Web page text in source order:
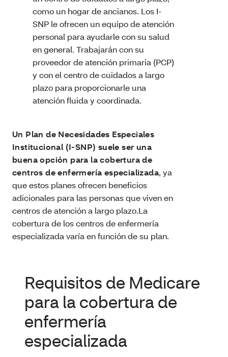
como un hogar de ancianos. Los I-
SNP le ofrecen un equipo de atención
personal para ayudarle con su salud
en general. Trabajarán con su
proveedor de atención primaria (PCP)
y con el centro de cuidados a largo
plazo para proporcionarle una
atención fluida y coordinada.
Un Plan de Necesidades Especiales
Institucional (I-SNP) suele ser una
buena opción para la cobertura de
centros de enfermería especializada, ya
que estos planes ofrecen beneficios
adicionales para las personas que viven en
centros de atención a largo plazo.La
cobertura de los centros de enfermería
especializada varía en función de su plan.
Requisitos de Medicare
para la cobertura de
enfermería
especializada